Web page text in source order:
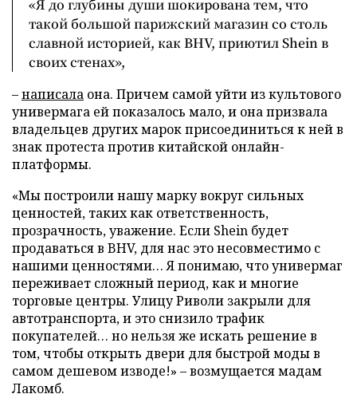
«Я до глубины души шокирована тем, что
такой большой парижский магазин со столь
славной историей, как BHV, приютил Shein в
своих стенах»,
–написала она. Причем самой уйти из культового
универмага ей показалось мало, и она призвала
владельцев других марок присоединиться к ней в
знак протеста против китайской онлайн-
платформы.
«Мы построили нашу марку вокруг сильных
ценностей, таких как ответственность,
прозрачность, уважение. Если Shein будет
продаваться в BHV, для нас это несовместимо с
нашими ценностями… Я понимаю, что универмаг
переживает сложный период, как и многие
торговые центры. Улицу Риволи закрыли для
автотранспорта, и это снизило трафик
покупателей… но нельзя же искать решение в
том, чтобы открыть двери для быстрой моды в
самом дешевом изводе!» – возмущается мадам
Лакомб.